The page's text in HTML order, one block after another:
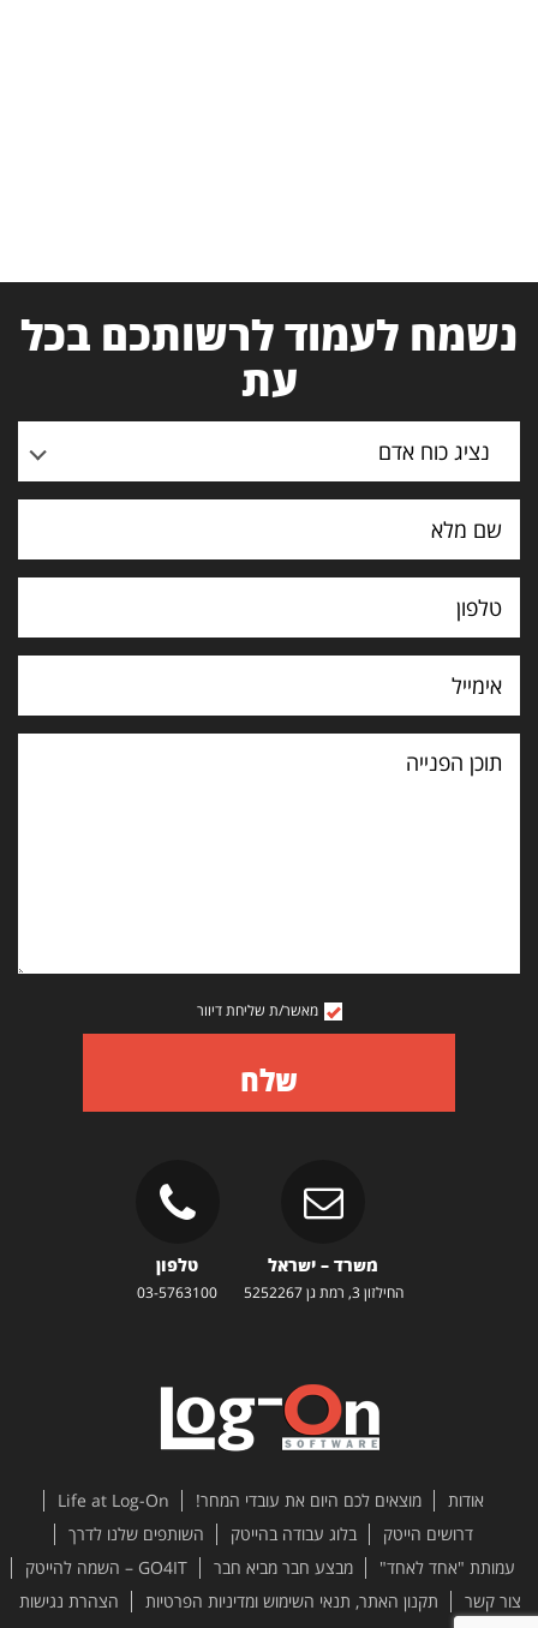
נשמח לעמוד לרשותכם בכל
עת
נציג כוח אדם
תוכן
הפנייה
מאשר/ת שליחת דיוור
שלח
משרד – ישראל
החילזון 3, רמת גן 5252267
טלפון
03-5763100
אודות מוצאים לכם היום את עובדי המחר!
Life at Log-On
דרושים הייטק
בלוג עבודה בהייטק
השותפים שלנו לדרך
עמותת "אחד לאחד"
מבצע חבר מביא חבר
GO4IT – השמה להייטק
צור קשר
תקנון האתר, תנאי השימוש ומדיניות הפרטיות הצהרת נגישות